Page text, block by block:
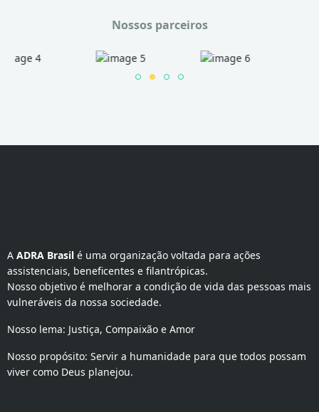
Nossos parceiros
A ADRA Brasil é uma organização voltada para ações
assistenciais, beneficentes e filantrópicas.
Nosso objetivo é melhorar a condição de vida das pessoas mais
vulneráveis da nossa sociedade.
Nosso lema: Justiça, Compaixão e Amor
Nosso propósito: Servir a humanidade para que todos possam
viver como Deus planejou.